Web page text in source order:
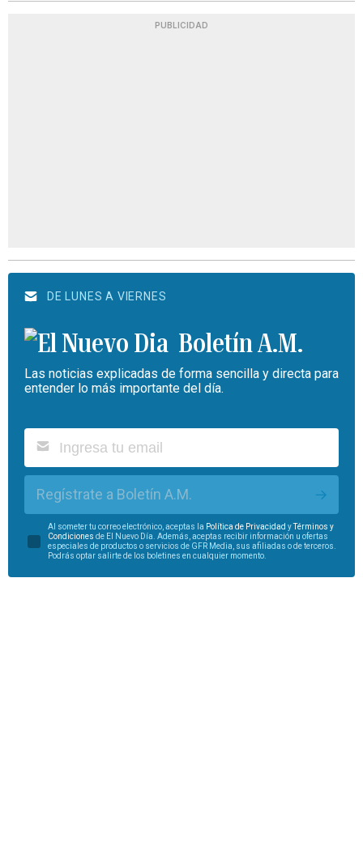
PUBLICIDAD
DE LUNES A VIERNES
Boletín A.M.
Las noticias explicadas de forma sencilla y directa para
entender lo más importante del día.
Regístrate a Boletín A.M.
Al someter tu correo electrónico, aceptas la Política de Privacidad yTérminos y
Condiciones de El Nuevo Día. Además, aceptas recibir información u ofertas
especiales de productos o servicios de GFR Media, sus afiliadas o de terceros.
Podrás optar salirte de los boletines en cualquier momento.